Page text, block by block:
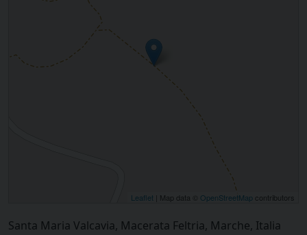
Leaflet | Map data © OpenStreetMap contributors
Santa Maria Valcavia, Macerata Feltria, Marche, Italia